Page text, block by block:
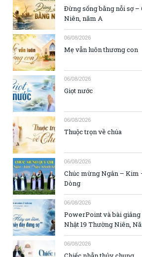
Đừng sống bằng nỗi sợ –
Niên, năm A
06/08/2026
Mẹ vẫn luôn thương con
06/08/2026
Giọt nước
06/08/2026
Thuộc trọn về chúa
06/08/2026
Chúc mừng Ngân – Kim
Dòng
06/08/2026
PowerPoint và bài giảng
Nhật 19 Thường Niên,
06/08/2026